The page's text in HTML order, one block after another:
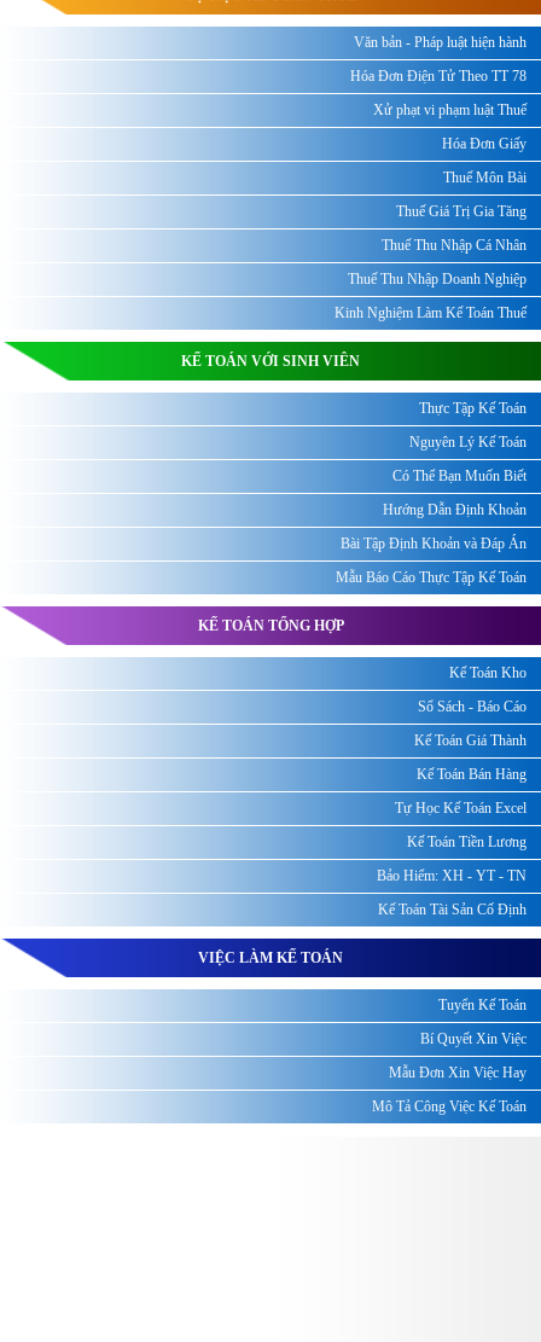
Văn bản - Pháp luật hiện hành
Hóa Đơn Điện Tử Theo TT 78
Xử phạt vi phạm luật Thuế
Hóa Đơn Giấy
Thuế Môn Bài
Thuế Giá Trị Gia Tăng
Thuế Thu Nhập Cá Nhân
Thuế Thu Nhập Doanh Nghiệp
Kinh Nghiệm Làm Kế Toán Thuế
KẾ TOÁN VỚI SINH VIÊN
Thực Tập Kế Toán
Nguyên Lý Kế Toán
Có Thể Bạn Muốn Biết
Hướng Dẫn Định Khoản
Bài Tập Định Khoản và Đáp Án
Mẫu Báo Cáo Thực Tập Kế Toán
KẾ TOÁN TỔNG HỢP
Kế Toán Kho
Sổ Sách - Báo Cáo
Kế Toán Giá Thành
Kế Toán Bán Hàng
Tự Học Kế Toán Excel
Kế Toán Tiền Lương
Bảo Hiểm: XH - YT - TN
Kế Toán Tài Sản Cố Định
VIỆC LÀM KẾ TOÁN
Tuyển Kế Toán
Bí Quyết Xin Việc
Mẫu Đơn Xin Việc Hay
Mô Tả Công Việc Kế Toán